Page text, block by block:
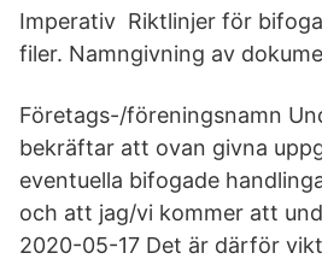
Imperativ Riktlinjer för
filer. Namngivning av
Företags-/föreningsnamn
bekräftar att ovan givna
eventuella bifogade
och att jag/vi kommer att
2020-05-17 Det är därför